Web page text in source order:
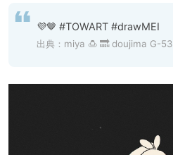
💜🤎 #TOWART #drawMEI
出典： miya 🍮 🔜 doujima G-53